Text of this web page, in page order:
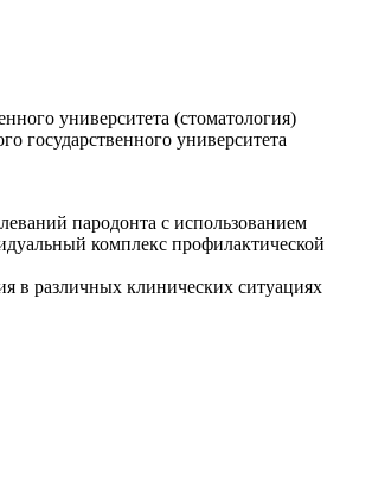
университета (стоматология)
государственного университета
пародонта с использованием
комплекс профилактической
в различных клинических ситуациях